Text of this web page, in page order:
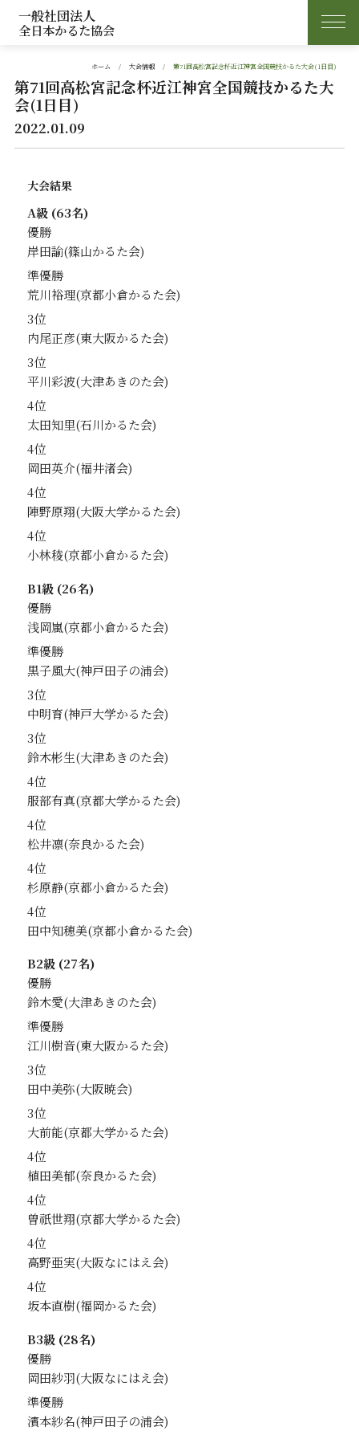
一般社団法人
全日本かるた協会
ホーム 大会情報 第71回高松宮記念杯近江神宮全国競技かるた大会(1日目)
第71回高松宮記念杯近江神宮全国競技かるた大
会(1日目)
2022.01.09
大会結果
A級 (63名)
優勝
岸田諭
準優勝
荒川裕理
3位
内尾正彦
3位
平川彩波
4位
太田知里
4位
岡田英介
4位
陣野原翔
4位
小林稜
B1級 (26名)
優勝
浅岡嵐
準優勝
黒子風大
3位
中明育
3位
鈴木彬生
4位
服部有真
4位
松井凛
4位
杉原静
4位
田中知穂美
B2級 (27名)
優勝
鈴木愛
準優勝
江川樹音
3位
田中美弥
3位
大前能
4位
植田美郁
4位
曽祇世翔
4位
高野亜実
4位
坂本直樹
B3級 (28名)
優勝
岡田紗羽
準優勝
濱本紗名